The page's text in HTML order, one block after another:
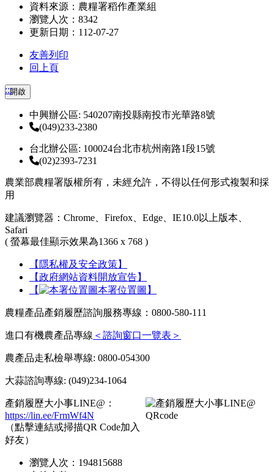
資料來源：農糧署稻作產業組
瀏覽人次：8342
更新日期：112-07-27
友善列印
回上頁
:::開啟
中興辦公區: 540207南投縣南投市光華路8號
(049)233-2380
台北辦公區: 100024台北市杭州南路1段15號
(02)2393-7231
農業部農糧署版權所有，未經允許，不得以任何形式複製和採
用
建議瀏覽器：Chrome、Firefox、Edge、IE10.0以上版本、
Safari
( 螢幕最佳顯示效果為1366 x 768 )
【隱私權及安全政策】
【政府網站資料開放宣告】
【
本署位置圖】
農糧產品產銷履歷諮詢服務專線：0800-580-111
進口有機農產品專線 ＜諮詢窗口一覽表＞
農產品走私檢舉專線: 0800-054300
大蒜諮詢專線: (049)234-1064
產銷履歷大小事LINE@：
https://lin.ee/FrmWf4N
（點擊連結或掃描QR Code加入
好友）
瀏覽人次： 194815688